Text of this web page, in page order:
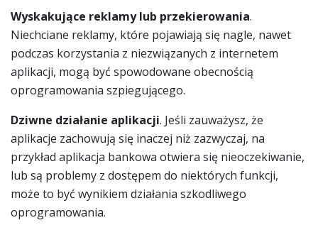
Wyskakujące reklamy lub przekierowania.
Niechciane reklamy, które pojawiają się nagle, nawet
podczas korzystania z niezwiązanych z internetem
aplikacji, mogą być spowodowane obecnością
oprogramowania szpiegującego.
Dziwne działanie aplikacji. Jeśli zauważysz, że
aplikacje zachowują się inaczej niż zazwyczaj, na
przykład aplikacja bankowa otwiera się nieoczekiwanie,
lub są problemy z dostępem do niektórych funkcji,
może to być wynikiem działania szkodliwego
oprogramowania.